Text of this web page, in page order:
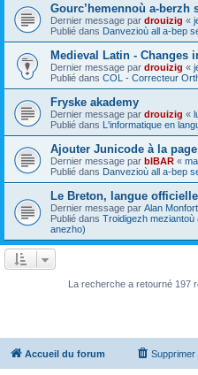
Gourc’hemennoù a-berzh
Dernier message par drouizig «
Publié dans Danvezioù all a-bep
Medieval Latin - Changes
Dernier message par drouizig «
Publié dans COL - Correcteur
Fryske akademy
Dernier message par drouizig «
Publié dans L'informatique en
Ajouter Junicode à la
Dernier message par bIBAR «
Publié dans Danvezioù all a-bep
Le Breton, langue
Dernier message par Alan Monfort
Publié dans Troidigezh
anezho)
La recherche a retourné 197
Accueil du forum Supprimer